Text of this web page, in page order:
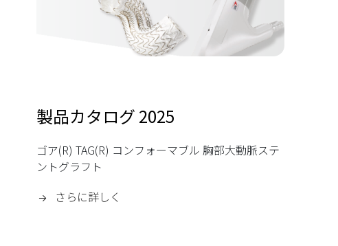
製品カタログ 2025
ゴア(R) TAG(R) コンフォーマブル 胸部大動脈ステ
ントグラフト
さらに詳しく